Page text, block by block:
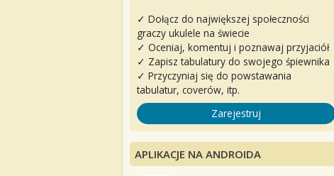
✓ Dołącz do największej społeczności
graczy ukulele na świecie
✓ Oceniaj, komentuj i poznawaj przyjaciół
✓ Zapisz tabulatury do swojego śpiewnika
✓ Przyczyniaj się do powstawania
tabulatur, coverów, itp.
Zarejestruj
APLIKACJE NA ANDROIDA